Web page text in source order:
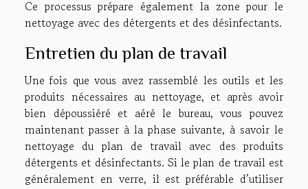
Ce processus prépare également la zone pour le
nettoyage avec des détergents et des désinfectants.
Entretien du plan de travail
Une fois que vous avez rassemblé les outils et les
produits nécessaires au nettoyage, et après avoir
bien dépoussiéré et aéré le bureau, vous pouvez
maintenant passer à la phase suivante, à savoir le
nettoyage du plan de travail avec des produits
détergents et désinfectants. Si le plan de travail est
généralement en verre, il est préférable d’utiliser